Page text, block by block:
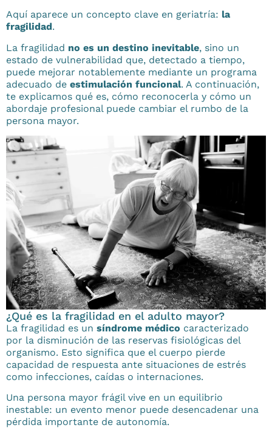
Aquí aparece un concepto clave en geriatría: la
fragilidad.
La fragilidad no es un destino inevitable, sino un
estado de vulnerabilidad que, detectado a tiempo,
puede mejorar notablemente mediante un programa
adecuado de estimulación funcional. A continuación,
te explicamos qué es, cómo reconocerla y cómo un
abordaje profesional puede cambiar el rumbo de la
persona mayor.
¿Qué es la fragilidad en el adulto mayor?
La fragilidad es un síndrome médico caracterizado
por la disminución de las reservas fisiológicas del
organismo. Esto significa que el cuerpo pierde
capacidad de respuesta ante situaciones de estrés
como infecciones, caídas o internaciones.
Una persona mayor frágil vive en un equilibrio
inestable: un evento menor puede desencadenar una
pérdida importante de autonomía.